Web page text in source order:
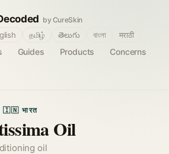
by CureSkin
Guides Products
Concerns
தமிழ் తెలుగు বাংলা मराठी
🇮🇳 भारत
Oil
oil